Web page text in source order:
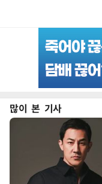
많이 본 기사